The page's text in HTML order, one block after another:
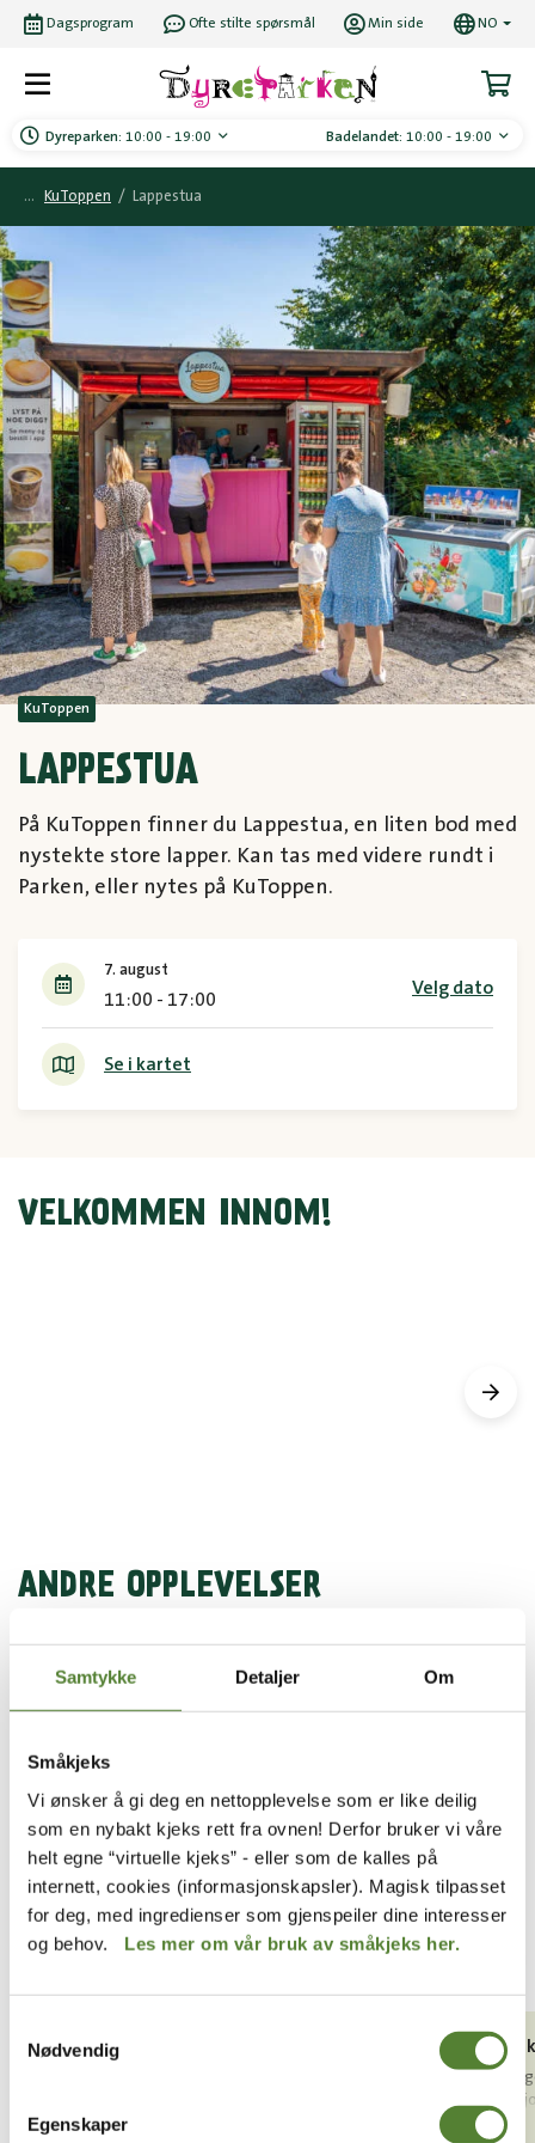
Samtykke Detaljer Om
Småkjeks
Vi ønsker å gi deg en nettopplevelse som er like deilig
som en nybakt kjeks rett fra ovnen! Derfor bruker vi våre
helt egne “virtuelle kjeks” - eller som de kalles på
internett, cookies (informasjonskapsler). Magisk tilpasset
for deg, med ingredienser som gjenspeiler dine interesser
og behov. Les mer om vår bruk av småkjeks her.
Nødvendig
Egenskaper
Dyreparken: 10:00 - 19:00 Badelandet: 10:00 - 19:00
Dagsprogram Ofte stilte spørsmål Min side NO
KuToppen / Lappestua
KuToppen
LAPPESTUA
På KuToppen finner du Lappestua, en liten bod med
nystekte store lapper. Kan tas med videre rundt i
Parken, eller nytes på KuToppen.
7. august
11:00 - 17:00
Velg dato
Se i kartet
VELKOMMEN INNOM!
ANDRE OPPLEVELSER
er så mange at det kan være vanskelig å få med
Grøtboden
Dyreparken.
Les mer
Episk
mellom
Les mer